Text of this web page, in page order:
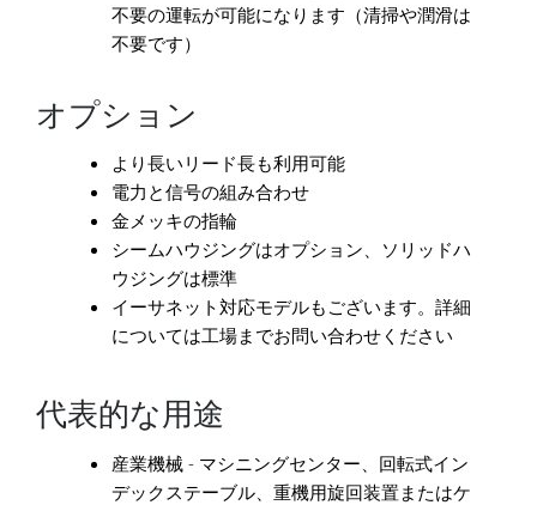
不要の運転が可能になります（清掃や潤滑は
不要です）
オプション
より長いリード長も利用可能
電力と信号の組み合わせ
金メッキの指輪
シームハウジングはオプション、ソリッドハ
ウジングは標準
イーサネット対応モデルもございます。詳細
については工場までお問い合わせください
代表的な用途
産業機械 - マシニングセンター、回転式イン
デックステーブル、重機用旋回装置またはケ